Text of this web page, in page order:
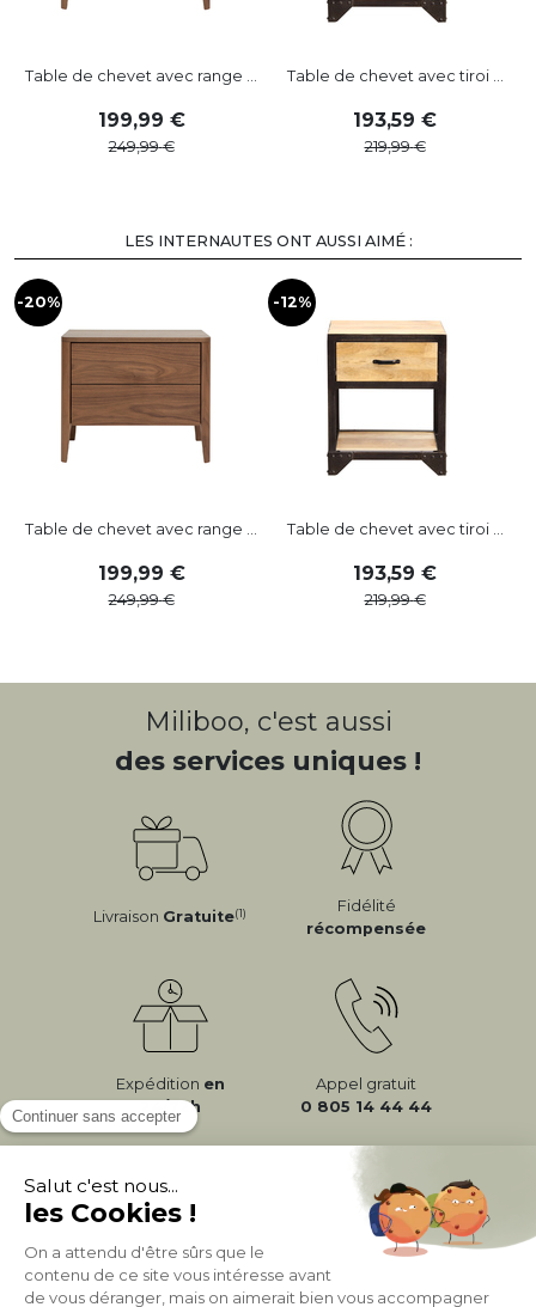
Table de chevet avec range ...
199,99
249,99
Table de chevet avec tiroi ...
193,59
219,99
LES INTERNAUTES ONT AUSSI AIMÉ :
-20%
Table de chevet avec range ...
199,99
249,99
-12%
Table de chevet avec tiroi ...
193,59
219,99
Miliboo, c'est aussi
des services uniques !
Livraison Gratuite(1)
Fidélité
récompensée
Expédition en
24/72h
Appel gratuit
0 805 14 44 44
À PROPOS DE MILIBOO